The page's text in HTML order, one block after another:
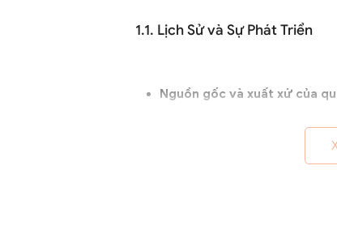
1.1. Lịch Sử và Sự Phát Triển
Nguồn gốc và xuất xứ của
quả ở các khu vực nhiệt
từ pin, chúng nhanh chóng